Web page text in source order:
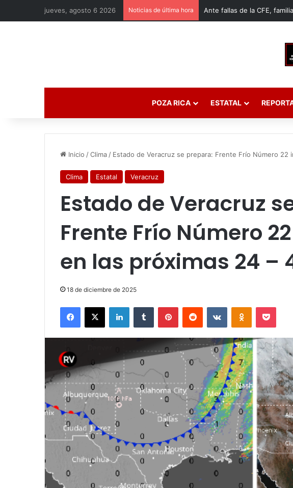
jueves, agosto 6 2026 Noticias de última hora
POZA RICA ESTATAL
Inicio /Clima / Estado de Veracruz se prepara: Frente Frío Número 22
Clima Estatal Veracruz
Estado de Veracruz
Frente Frío Número
en las próximas 24 –
18 de diciembre de 2025
Facebook
X LinkedInTumblr PinterestReddit VKontakteOdnoklassniki
Pocket